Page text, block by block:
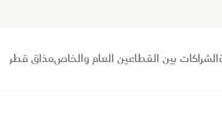
الشراكات بين القطاعين العام والخاصمذاق قطر